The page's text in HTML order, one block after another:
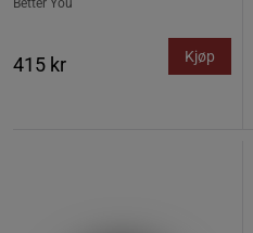
Better You
415 kr Kjøp